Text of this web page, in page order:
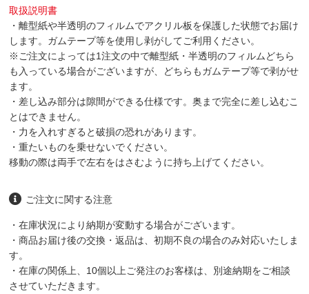
取扱説明書
・離型紙や半透明のフィルムでアクリル板を保護した状態でお届け
します。ガムテープ等を使用し剥がしてご利用ください。
※ご注文によっては1注文の中で離型紙・半透明のフィルムどちら
も入っている場合がございますが、どちらもガムテープ等で剥がせ
ます。
・差し込み部分は隙間ができる仕様です。奥まで完全に差し込むこ
とはできません。
・力を入れすぎると破損の恐れがあります。
・重たいものを乗せないでください。
移動の際は両手で左右をはさむように持ち上げてください。
ご注文に関する注意
・在庫状況により納期が変動する場合がございます。
・商品お届け後の交換・返品は、初期不良の場合のみ対応いたしま
す。
・在庫の関係上、10個以上ご発注のお客様は、別途納期をご相談
させていただきます。